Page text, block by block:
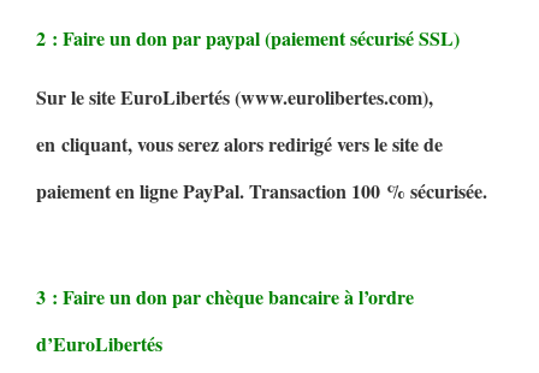
2 : Faire un don par paypal (paiement sécurisé SSL)
Sur le site EuroLibertés (www.eurolibertes.com),
en cliquant, vous serez alors redirigé vers le site de
paiement en ligne PayPal. Transaction 100 % sécurisée.
3 : Faire un don par chèque bancaire à l’ordre
d’EuroLibertés